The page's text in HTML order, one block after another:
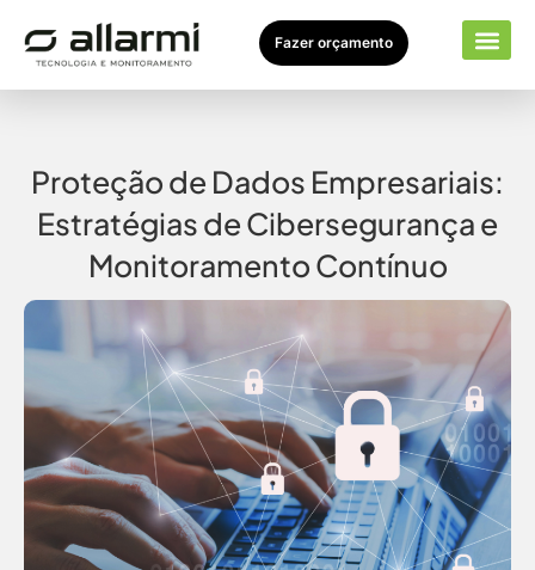
Fazer orçamento
Proteção de Dados Empresariais:
Estratégias de Cibersegurança e
Monitoramento Contínuo